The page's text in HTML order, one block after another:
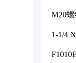
M20
1-1/4